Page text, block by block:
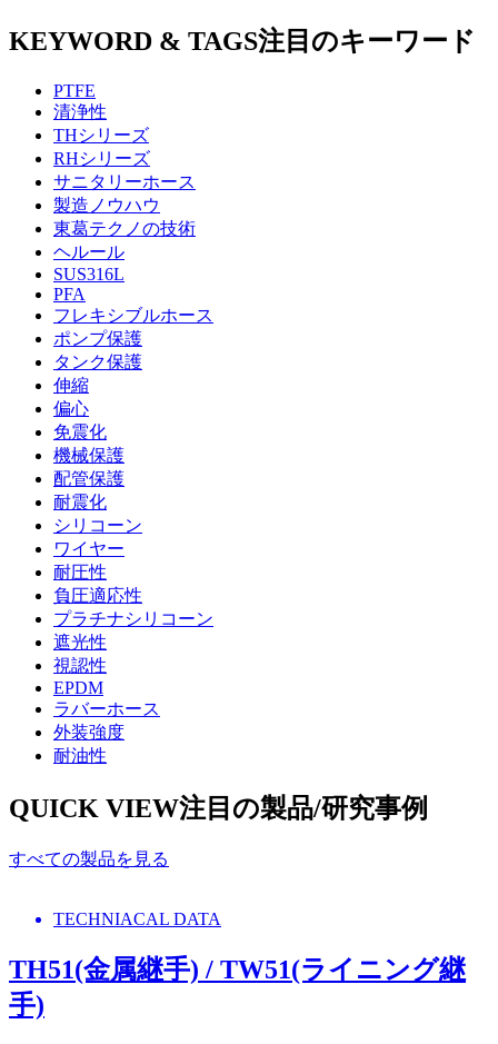
KEYWORD & TAGS注目のキーワード
PTFE
清浄性
THシリーズ
RHシリーズ
サニタリーホース
製造ノウハウ
東葛テクノの技術
ヘルール
SUS316L
PFA
フレキシブルホース
ポンプ保護
タンク保護
伸縮
偏心
免震化
機械保護
配管保護
耐震化
シリコーン
ワイヤー
耐圧性
負圧適応性
プラチナシリコーン
遮光性
視認性
EPDM
ラバーホース
外装強度
耐油性
QUICK VIEW注目の製品/研究事例
すべての製品を見る
TECHNIACAL DATA
TH51(金属継手) / TW51(ライニング継
手)